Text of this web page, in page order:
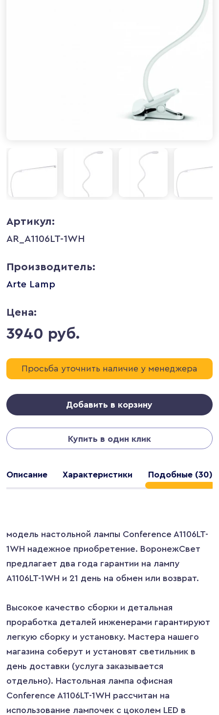
Артикул:
AR_A1106LT-1WH
Производитель:
Arte Lamp
Цена:
3940 руб.
Просьба уточнить наличие у менеджера
Добавить в корзину
Купить в один клик
Описание Характеристики Подобные (30)
модель настольной лампы Conference A1106LT-
1WH надежное приобретение. ВоронежСвет
предлагает два года гарантии на лампу
A1106LT-1WH и 21 день на обмен или возврат.
Высокое качество сборки и детальная
проработка деталей инженерами гарантируют
легкую сборку и установку. Мастера нашего
магазина соберут и установят светильник в
день доставки (услуга заказывается
отдельно). Настольная лампа офисная
Conference A1106LT-1WH рассчитан на
использование лампочек с цоколем LED в